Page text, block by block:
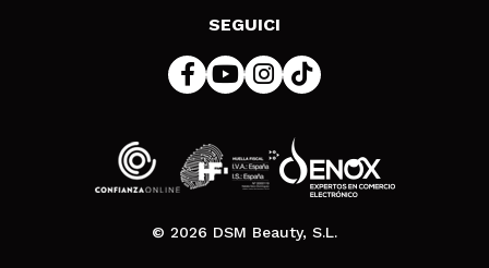
SEGUICI
© 2026 DSM Beauty, S.L.